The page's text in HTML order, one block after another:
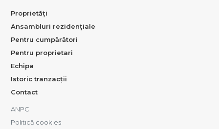
Proprietăți
Ansambluri rezidențiale
Pentru cumpărători
Pentru proprietari
Echipa
Istoric tranzacții
Contact
ANPC
Politică cookies